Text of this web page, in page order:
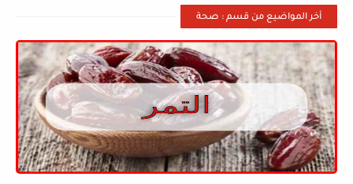
أخر المواضيع من قسم : صحة